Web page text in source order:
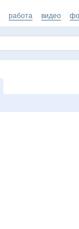
работа видео